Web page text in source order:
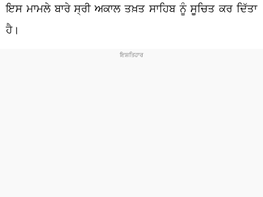
ਇਸ ਮਾਮਲੇ ਬਾਰੇ ਸ੍ਰੀ ਅਕਾਲ ਤਖ਼ਤ ਸਾਹਿਬ ਨੂੰ ਸੂਚਿਤ ਕਰ ਦਿੱਤਾ
ਹੈ।